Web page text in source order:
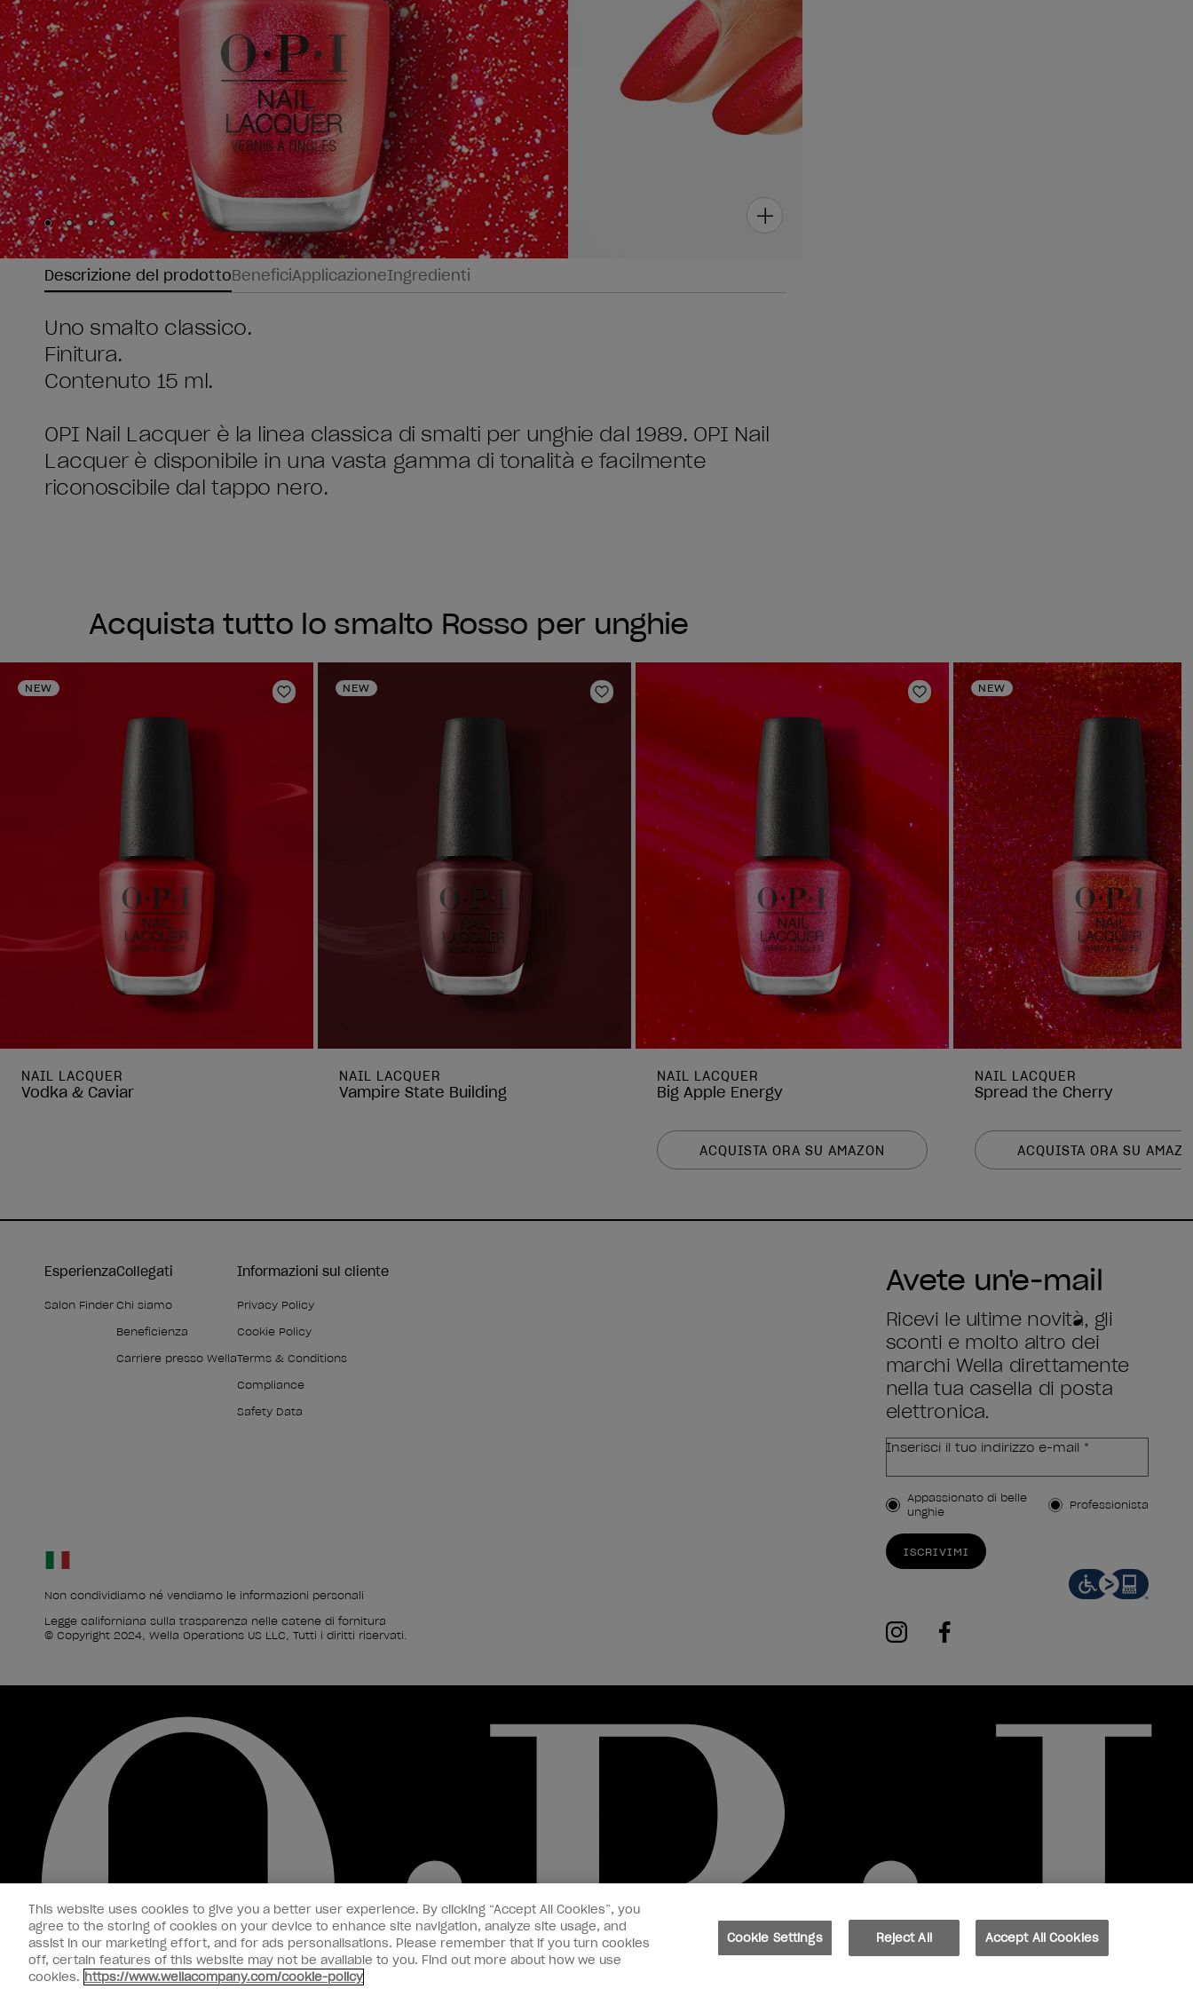
Skip to slide1
Skip to slide2
Skip to slide3
Skip to slide 4
Descrizione del prodottoBeneficiApplicazioneIngredienti
Uno smalto classico.
Finitura.
Contenuto 15 ml.
OPI Nail Lacquer è la linea classica di smalti per unghie dal 1989. OPI Nail
Lacquer è disponibile in una vasta gamma di tonalità e facilmente
riconoscibile dal tappo nero.
Acquista tutto lo smalto Rosso per unghie
NEW
Aggiungi alla lista dei desideri
NAIL LACQUER
Vodka & Caviar
NEW
Aggiungi alla lista dei desideri
NAIL LACQUER
Vampire State Building
Aggiungi alla lista dei desideri
NAIL LACQUER
Big Apple Energy
ACQUISTA ORA SU AMAZON
NEW
NAIL LACQUER
Spread the Cherry
ACQUISTA ORA SU
Esperienza
Salon Finder
Collegati
Chi siamo
Beneficienza
Carriere presso Wella
Informazioni sul cliente
Privacy Policy
Cookie Policy
Terms & Conditions
Compliance
Safety Data
Non condividiamo né vendiamo le informazioni personali
Legge californiana sulla trasparenza nelle catene di fornitura
© Copyright 2024, Wella Operations US LLC, Tutti i diritti riservati.
Avete un'e-mail
Ricevi le ultime novità, gli
sconti e molto altro dei
marchi Wella direttamente
nella tua casella di posta
elettronica.
Inserisci il tuo indirizzo e-mail *
Tipo di cliente
Appassionato di belle
unghie
Professionista
ISCRIVIMI
This website uses cookies to give you a better user experience. By clicking “Accept All Cookies”, you
agree to the storing of cookies on your device to enhance site navigation, analyze site usage, and
assist in our marketing effort, and for ads personalisations. Please remember that if you turn cookies
off, certain features of this website may not be available to you. Find out more about how we use
cookies. https://www.wellacompany.com/cookie-policy
Cookie Settings Reject All Accept All Cookies